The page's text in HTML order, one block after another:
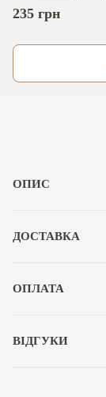
235 грн
ОПИС
ДОСТАВКА
ОПЛАТА
ВІДГУКИ